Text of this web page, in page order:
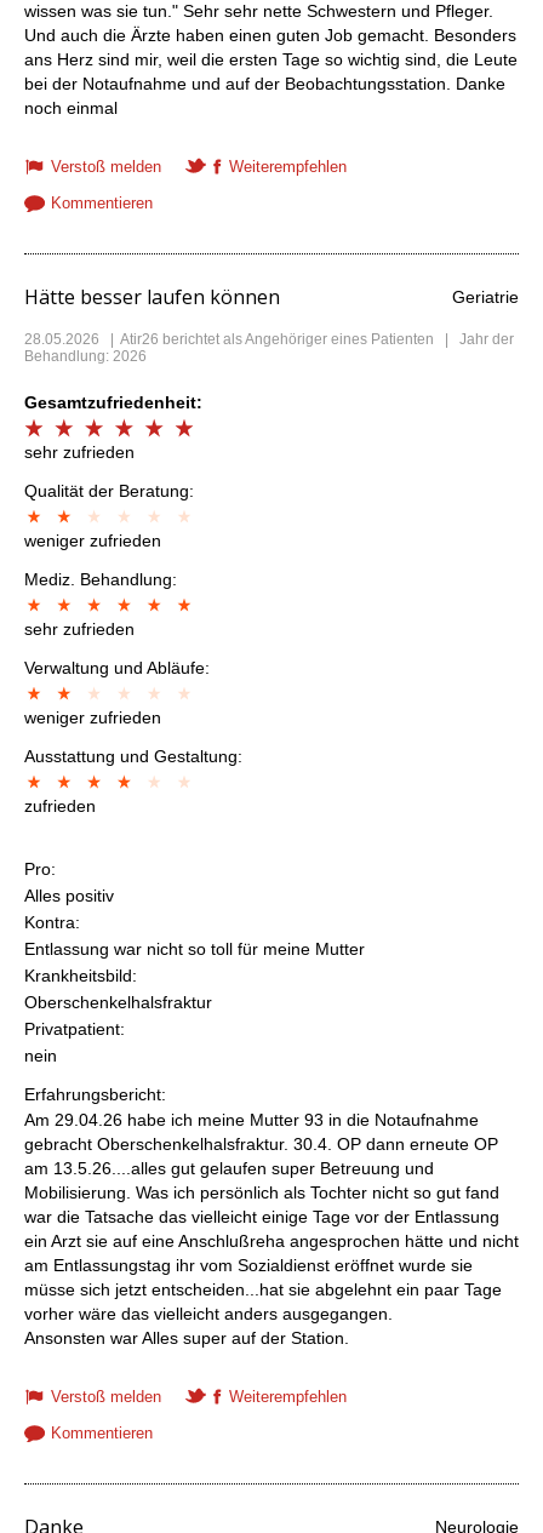
wissen was sie tun." Sehr sehr nette Schwestern und Pfleger.
Und auch die Ärzte haben einen guten Job gemacht. Besonders
ans Herz sind mir, weil die ersten Tage so wichtig sind, die Leute
bei der Notaufnahme und auf der Beobachtungsstation. Danke
noch einmal
Verstoß melden
Weiterempfehlen
Kommentieren
Hätte besser laufen können Geriatrie
28.05.2026 Atir26 berichtet als Angehöriger eines Patienten | Jahr der
Behandlung: 2026
Gesamtzufriedenheit:
sehr zufrieden
Qualität der Beratung:
weniger zufrieden
Mediz. Behandlung:
sehr zufrieden
Verwaltung und Abläufe:
weniger zufrieden
Ausstattung und Gestaltung:
zufrieden
Pro:
Alles positiv
Kontra:
Entlassung war nicht so toll für meine Mutter
Krankheitsbild:
Oberschenkelhalsfraktur
Privatpatient:
nein
Erfahrungsbericht:
Am 29.04.26 habe ich meine Mutter 93 in die Notaufnahme
gebracht Oberschenkelhalsfraktur. 30.4. OP dann erneute OP
am 13.5.26....alles gut gelaufen super Betreuung und
Mobilisierung. Was ich persönlich als Tochter nicht so gut fand
war die Tatsache das vielleicht einige Tage vor der Entlassung
ein Arzt sie auf eine Anschlußreha angesprochen hätte und nicht
am Entlassungstag ihr vom Sozialdienst eröffnet wurde sie
müsse sich jetzt entscheiden...hat sie abgelehnt ein paar Tage
vorher wäre das vielleicht anders ausgegangen.
Ansonsten war Alles super auf der Station.
Verstoß melden
Weiterempfehlen
Kommentieren
Danke Neurologie